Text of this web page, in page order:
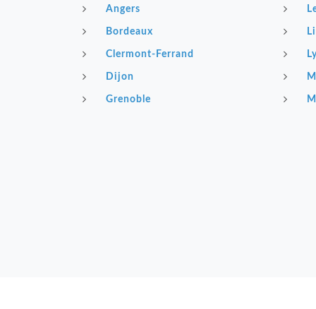
Angers
Bordeaux
Clermont-Ferrand
Dijon
Grenoble